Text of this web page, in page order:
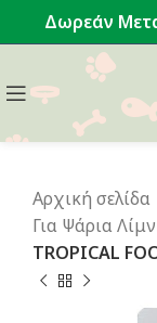
Δωρεάν
Αρχική σελίδα
Για Ψάρια
TROPICAL